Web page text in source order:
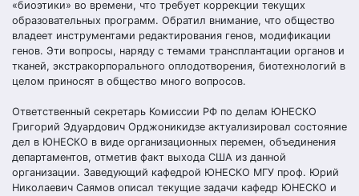
«биоэтики» во времени, что требует коррекции текущих
образовательных программ. Обратил внимание, что общество
владеет инструментами редактирования генов, модификации
генов. Эти вопросы, наряду с темами трансплантации органов и
тканей, экстракорпорального оплодотворения, биотехнологий в
целом приносят в общество много вопросов.
Ответственный секретарь Комиссии РФ по делам ЮНЕСКО
Григорий Эдуардович Орджоникидзе актуализировал состояние
дел в ЮНЕСКО в виде организационных перемен, объединения
департаментов, отметив факт выхода США из данной
организации. Заведующий кафедрой ЮНЕСКО МГУ проф. Юрий
Николаевич Саямов описал текущие задачи кафедр ЮНЕСКО и